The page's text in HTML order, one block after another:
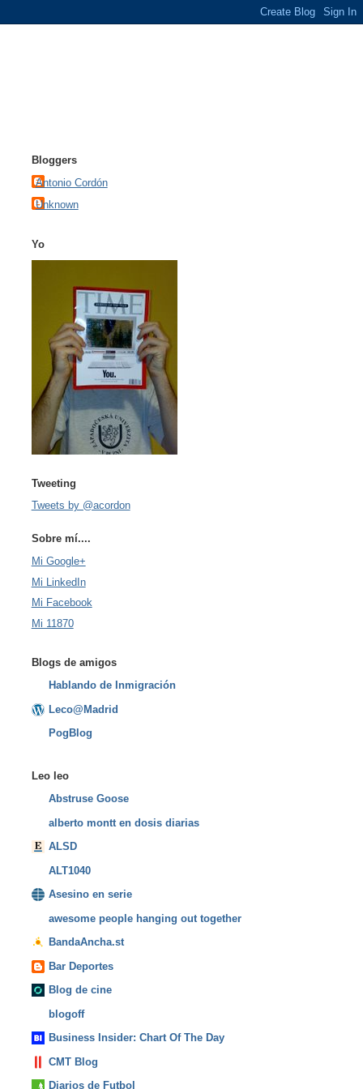
Bloggers
Antonio Cordón
Unknown
Yo
Tweeting
Tweets by @acordon
Sobre mí....
Mi Google+
Mi LinkedIn
Mi Facebook
Mi 11870
Blogs de amigos
Hablando de Inmigración
Leco@Madrid
PogBlog
Leo leo
Abstruse Goose
alberto montt en dosis diarias
ALSD
ALT1040
Asesino en serie
awesome people hanging out together
BandaAncha.st
Bar Deportes
Blog de cine
blogoff
Business Insider: Chart Of The Day
CMT Blog
Diarios de Futbol